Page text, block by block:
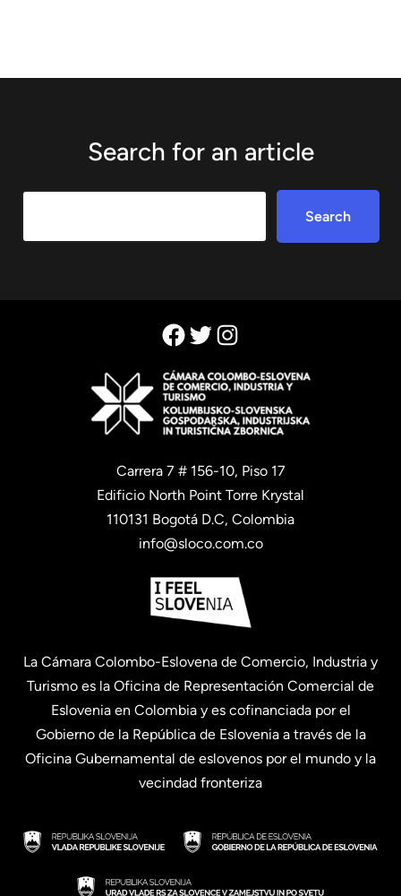
Search for an article
Search
Facebook
TwitterInstagram
Carrera 7 # 156-10, Piso 17
Edificio North Point Torre Krystal
110131 Bogotá D.C, Colombia
info@sloco.com.co
La Cámara Colombo-Eslovena de Comercio, Industria y
Turismo es la Oficina de Representación Comercial de
Eslovenia en Colombia y es cofinanciada por el
Gobierno de la República de Eslovenia a través de la
Oficina Gubernamental de eslovenos por el mundo y la
vecindad fronteriza